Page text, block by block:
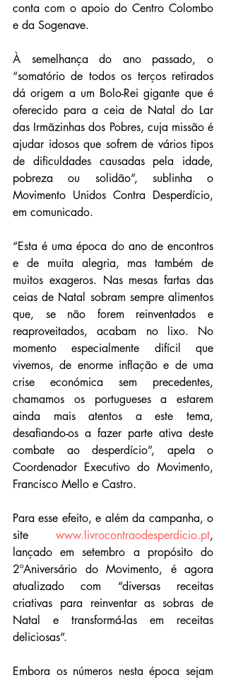
conta com o apoio do Centro Colombo
e da Sogenave.
À semelhança do ano passado, o
“somatório de todos os terços retirados
dá origem a um Bolo-Rei gigante que é
oferecido para a ceia de Natal do Lar
das Irmãzinhas dos Pobres, cuja missão é
ajudar idosos que sofrem de vários tipos
de dificuldades causadas pela idade,
pobreza ou solidão”, sublinha o
Movimento Unidos Contra Desperdício,
em comunicado.
“Esta é uma época do ano de encontros
e de muita alegria, mas também de
muitos exageros. Nas mesas fartas das
ceias de Natal sobram sempre alimentos
que, se não forem reinventados e
reaproveitados, acabam no lixo. No
momento especialmente difícil que
vivemos, de enorme inflação e de uma
crise económica sem precedentes,
chamamos os portugueses a estarem
ainda mais atentos a este tema,
desafiando-os a fazer parte ativa deste
combate ao desperdício”, apela o
Coordenador Executivo do Movimento,
Francisco Mello e Castro.
Para esse efeito, e além da campanha, o
site www.livrocontraodesperdicio.pt,
lançado em setembro a propósito do
2ºAniversário do Movimento, é agora
atualizado com “diversas receitas
criativas para reinventar as sobras de
Natal e transformá-las em receitas
deliciosas”.
Embora os números nesta época sejam